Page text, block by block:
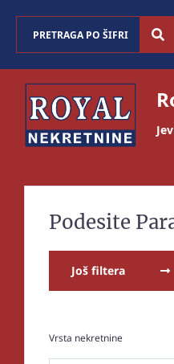
Podesite
Još filtera
Vrsta nekretnine